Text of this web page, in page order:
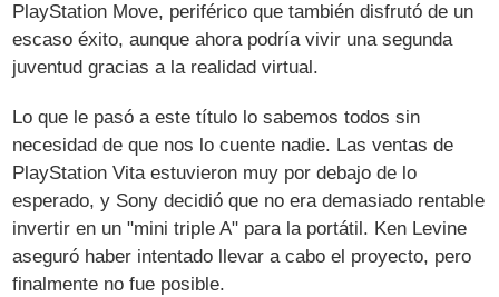
PlayStation Move, periférico que también disfrutó de un
escaso éxito, aunque ahora podría vivir una segunda
juventud gracias a la realidad virtual.
Lo que le pasó a este título lo sabemos todos sin
necesidad de que nos lo cuente nadie. Las ventas de
PlayStation Vita estuvieron muy por debajo de lo
esperado, y Sony decidió que no era demasiado rentable
invertir en un "mini triple A" para la portátil. Ken Levine
aseguró haber intentado llevar a cabo el proyecto, pero
finalmente no fue posible.